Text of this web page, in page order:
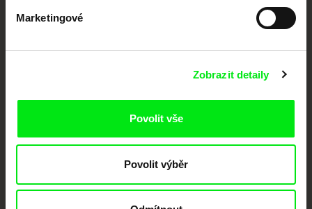
Marketingové
Zobrazit detaily
Povolit vše
Povolit výběr
posouvat hranice dokumentárního filmu, propagovat jeho rozmanitost a
Against Gravity